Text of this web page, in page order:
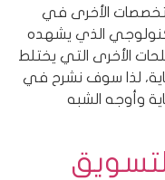
الأخرى في
الذي يشهده
الأخرى التي يختلط
لذا سوف نشرح في
وأوجه الشبه
التسويق